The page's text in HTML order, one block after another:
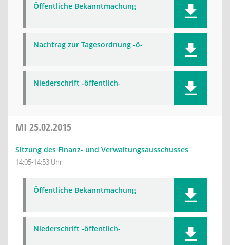
Öffentliche Bekanntmachung
Nachtrag zur Tagesordnung -ö-
Niederschrift -öffentlich-
MI 25.02.2015
Sitzung des Finanz- und Verwaltungsausschusses
14:05-14:53 Uhr
Öffentliche Bekanntmachung
Niederschrift -öffentlich-